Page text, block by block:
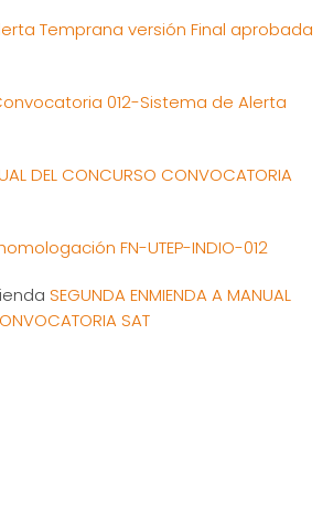
Temprana versión Final aprobada
012-Sistema de Alerta
DEL CONCURSO CONVOCATORIA
FN-UTEP-INDIO-012
SEGUNDA ENMIENDA A MANUAL
SAT